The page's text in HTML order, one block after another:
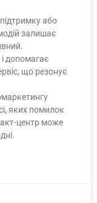
або
залишає
допомагає
що резонує
яких помилок
центр може